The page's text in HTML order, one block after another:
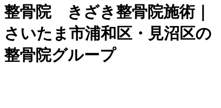
整骨院 きざき整骨院施術｜
さいたま市浦和区・見沼区の
整骨院グループ